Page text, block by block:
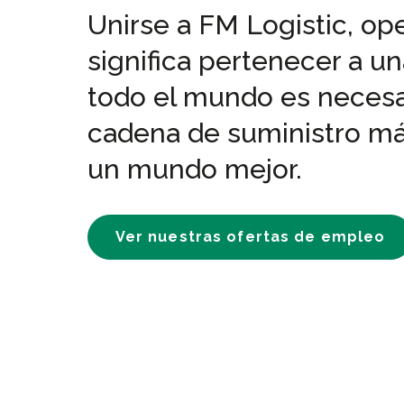
Unirse a FM Logistic,
significa pertenecer a
todo el mundo es
cadena de suministro
un mundo mejor.
Ver nuestras ofertas de empleo